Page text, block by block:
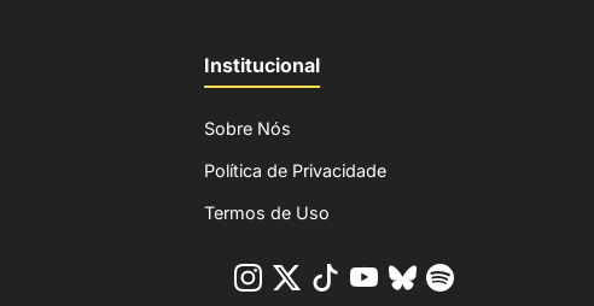
Institucional
Sobre Nós
Política de Privacidade
Termos de Uso